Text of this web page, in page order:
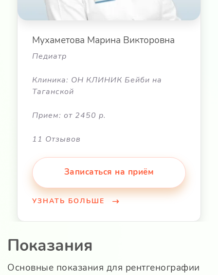
Мухаметова Марина Викторовна
Педиатр
Клиника: ОН КЛИНИК Бейби на
Таганской
Прием: от 2450 р.
11 Отзывов
Записаться на приём
УЗНАТЬ БОЛЬШЕ
Показания
Основные показания для рентгенографии